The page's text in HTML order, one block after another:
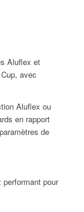
Aluflex et
avec
Aluflex ou
en rapport
de
pour